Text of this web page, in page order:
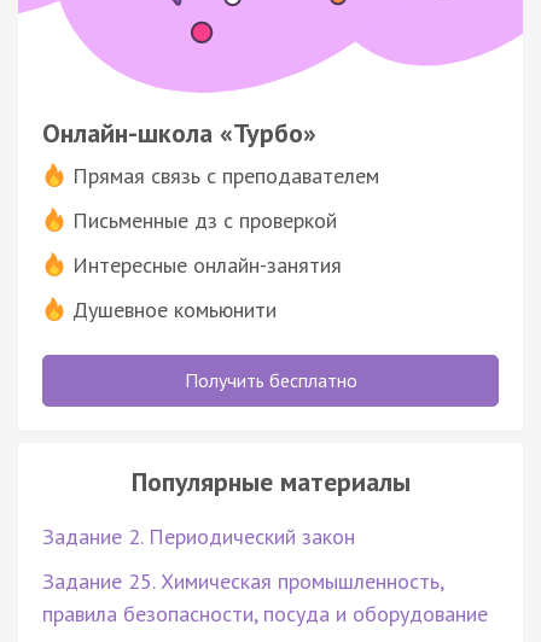
Онлайн-школа «Турбо»
Прямая связь с преподавателем
Письменные дз с проверкой
Интересные онлайн-занятия
Душевное комьюнити
Получить бесплатно
Популярные материалы
Задание 2. Периодический закон
Задание 25. Химическая промышленность,
правила безопасности, посуда и оборудование